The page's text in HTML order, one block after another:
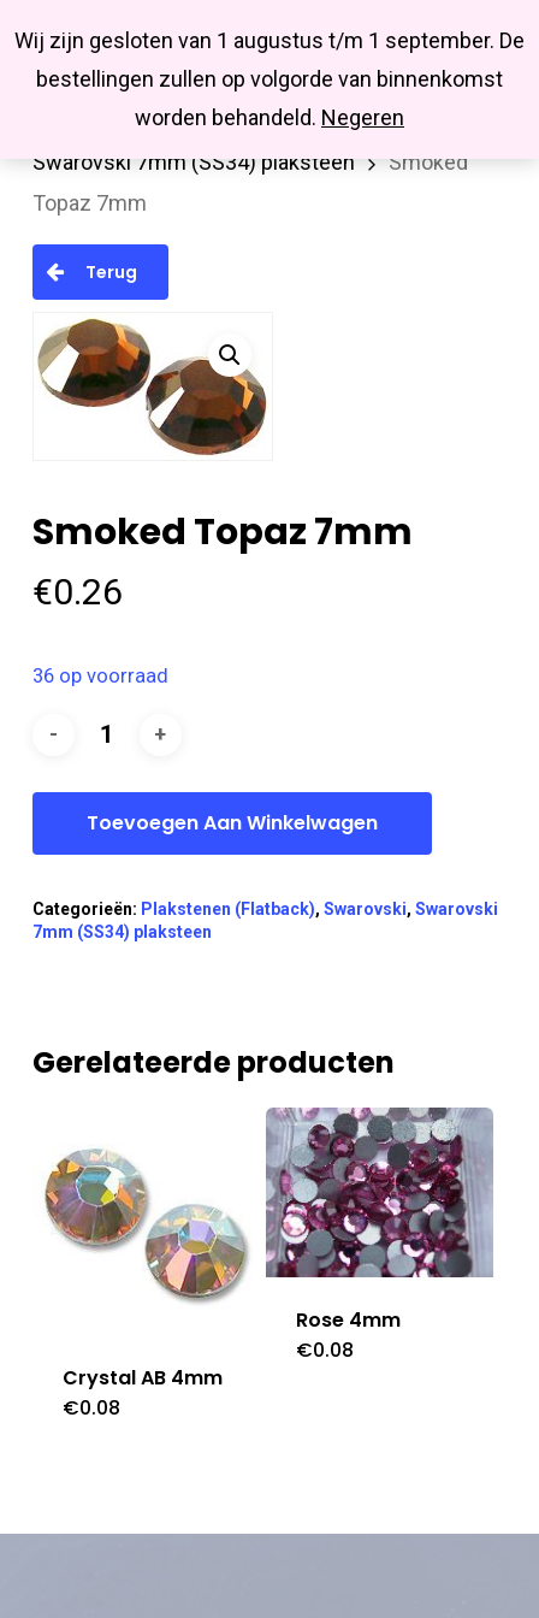
Wij zijn gesloten van 1 augustus t/m 1 september. De
bestellingen zullen op volgorde van binnenkomst
worden behandeld. Negeren
main
Missbluesieraden
searchaccount
Swarovski
Plakstenen (Flatback)
Swarovski 7mm (SS34) plaksteen
Smoked
Topaz 7mm
Terug
Smoked Topaz 7mm
€0.26
36 op voorraad
Toevoegen Aan Winkelwagen
Categorieën: Plakstenen (Flatback), Swarovski, Swarovski
7mm (SS34) plaksteen
Gerelateerde producten
Crystal AB 4mm
€0.08
Rose 4mm
€0.08
Close